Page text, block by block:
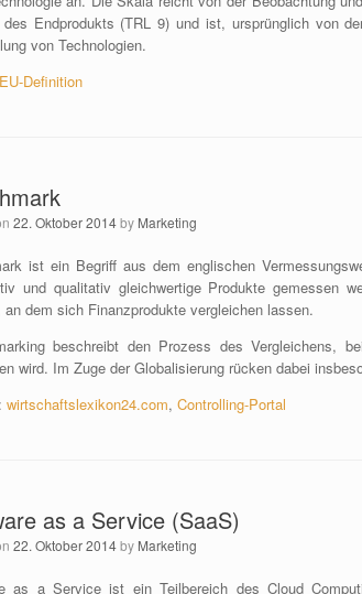
Endprodukts (TRL 9) und ist, ursprünglich von
von Technologien.
EU-Definition
22. Oktober 2014by Marketing
ist ein Begriff aus dem englischen
und qualitativ gleichwertige Produkte gemessen
an dem sich Finanzprodukte vergleichen lassen.
beschreibt den Prozess des Vergleichens,
wird. Im Zuge der Globalisierung rücken dabei
wirtschaftslexikon24.com, Controlling-Portal
as a Service (SaaS)
22. Oktober 2014by Marketing
as a Service ist ein Teilbereich des Cloud